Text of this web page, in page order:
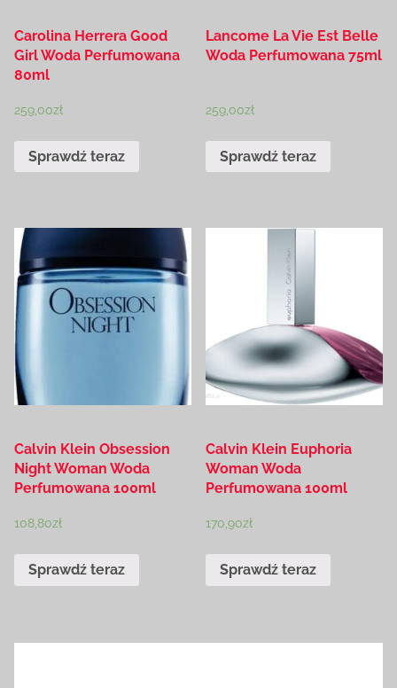
Carolina Herrera Good
Girl Woda Perfumowana
80ml
259,00zł
Sprawdź teraz
Lancome La Vie Est Belle
Woda Perfumowana 75ml
259,00zł
Sprawdź teraz
Calvin Klein Obsession
Night Woman Woda
Perfumowana 100ml
108,80zł
Sprawdź teraz
Calvin Klein Euphoria
Woman Woda
Perfumowana 100ml
170,90zł
Sprawdź teraz